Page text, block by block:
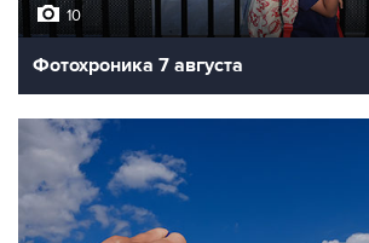
10
Фотохроника 7 августа